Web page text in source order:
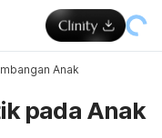
Anak
pada Anak